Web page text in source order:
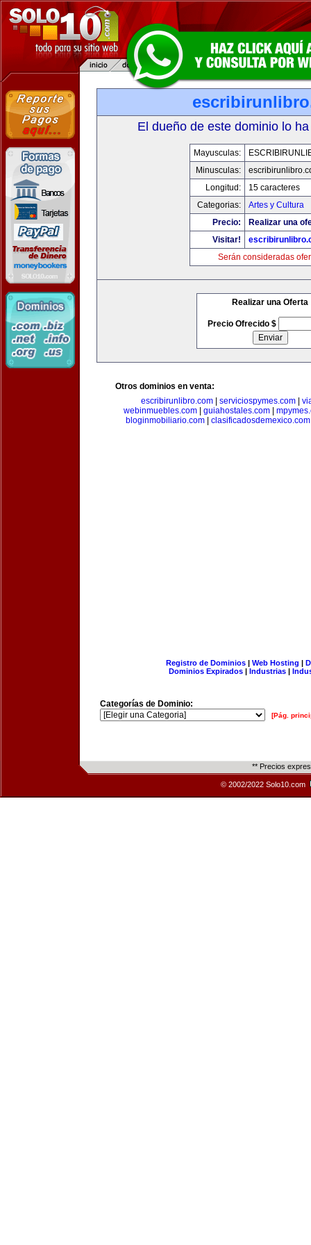
El dueño de este dominio lo
Mayusculas:
Minusculas:
Longitud:
15 caracteres
Categorias:
Artes y Cultura
Precio:
Realizar una
Visitar!
Serán consideradas
Realizar una Oferta
Precio Ofrecido $
Otros dominios en venta:
escribirunlibro.com
serviciospymes.com
webinmuebles.com| guiahostales.com|
bloginmobiliario.com| clasificadosdemexico.com
Registro de Dominios| Web Hosting |
Dominios Expirados | Industrias |
Categorías de Dominio:
[Pág.
** Precios
© 2002/2022 Solo10.com